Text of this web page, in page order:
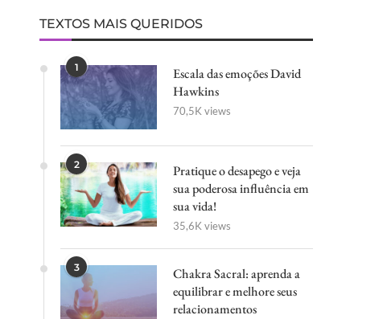
TEXTOS MAIS QUERIDOS
1
Escala das emoções David
Hawkins
70,5K views
2
Pratique o desapego e veja
sua poderosa influência em
sua vida!
35,6K views
3
Chakra Sacral: aprenda a
equilibrar e melhore seus
relacionamentos